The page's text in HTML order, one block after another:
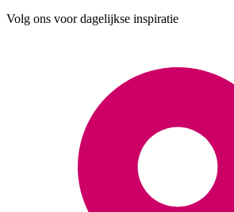
Volg ons voor dagelijkse inspiratie